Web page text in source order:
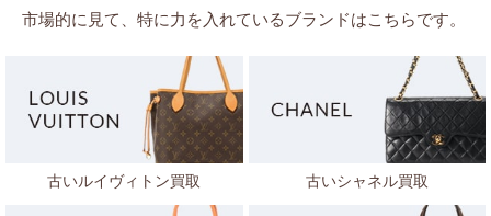
市場的に見て、特に力を入れているブランドはこちらです。
古いルイヴィトン買取 古いシャネル買取